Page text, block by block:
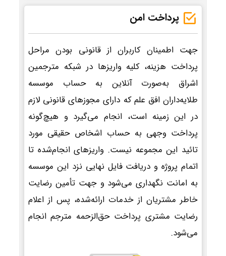
پرداخت امن
جهت اطمینان کاربران از قانونی بودن مراحل
پرداخت هزینه، کلیه واریزها در شبکه مترجمین
اشراق به‌صورت آنلاین به حساب موسسه
طلایه‌داران افق علم که دارای مجوزهای قانونی لازم
در این زمینه است، انجام می‌گیرد و هیچ‌گونه
پرداخت وجهی به حساب اشخاص حقیقی مورد
تائید این مجموعه نیست. واریزهای انجام‌شده تا
اتمام پروژه و دریافت فایل نهایی نزد این موسسه
به امانت نگهداری می‌شود و جهت تأمین رضایت
خاطر مشتریان از خدمات ارائه‌شده، پس از اعلام
رضایت مشتری پرداخت حق‌الزحمه مترجم انجام
می‌شود.